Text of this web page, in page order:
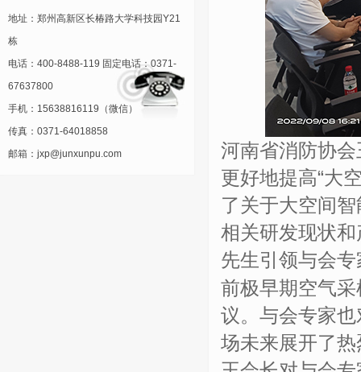
地址：郑州高新区长椿路大学科技园Y21
栋
电话：400-8488-119 固定电话：0371-
67637800
手机：15638816119（微信）
传真：0371-64018858
邮箱：jxp@junxunpu.com
河南省消防协
更好地提高“大
了关于大空间
相关研发现状
先生引领与会
前极早期空气
议。与会专家
场未来展开了